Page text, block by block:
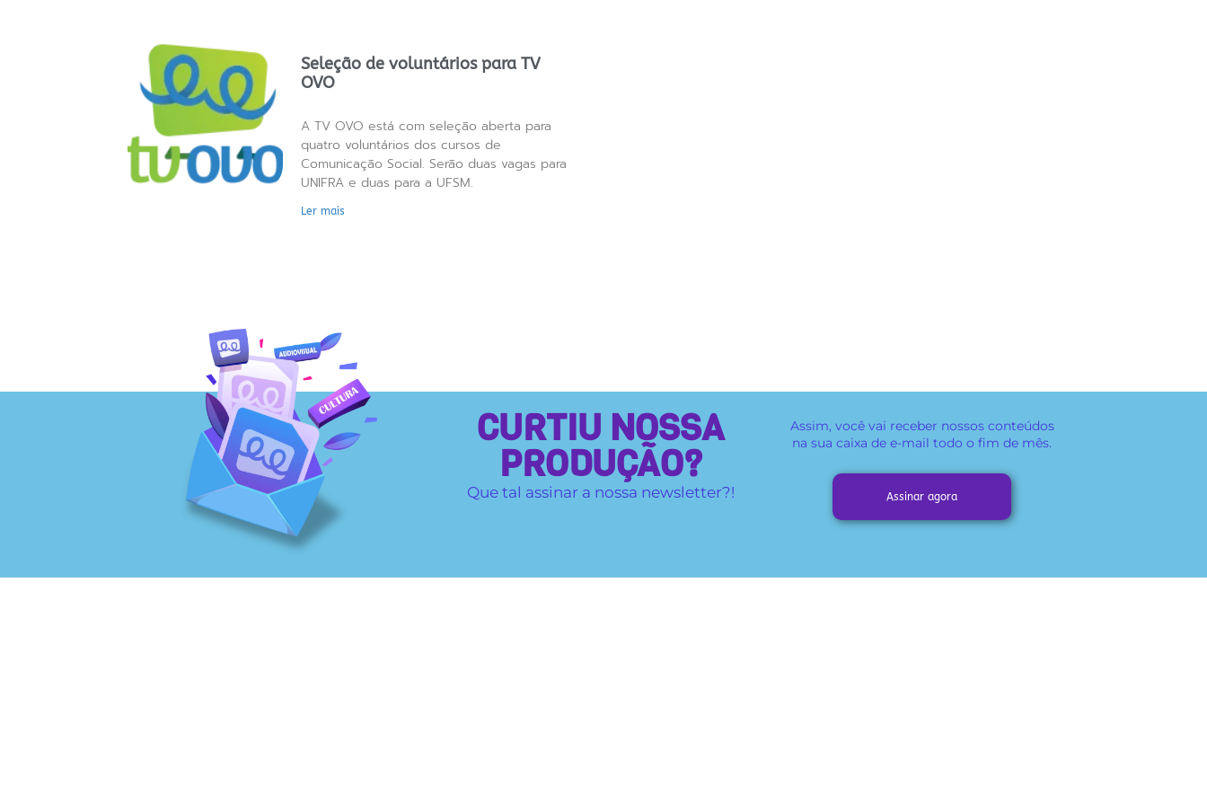
Seleção de voluntários para TV
OVO
A TV OVO está com seleção aberta para
quatro voluntários dos cursos de
Comunicação Social. Serão duas vagas para
UNIFRA e duas para a UFSM.
Ler mais
CURTIU NOSSA
PRODUÇÃO?
Que tal assinar a nossa newsletter?!
Assim, você vai receber nossos conteúdos
na sua caixa de e-mail todo o fim de mês.
Assinar agora